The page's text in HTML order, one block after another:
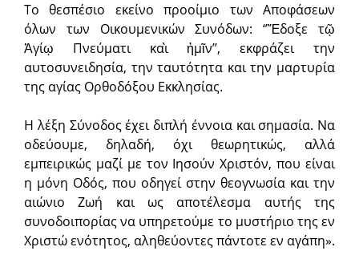
Το θεσπέσιο εκείνο προοίμιο των Αποφάσεων
όλων των Οικουμενικών Συνόδων: ‘’Ἔδοξε τῷ
Ἁγίῳ Πνεύματι καὶ ἡμῖν’’, εκφράζει την
αυτοσυνειδησία, την ταυτότητα και την μαρτυρία
της αγίας Ορθοδόξου Εκκλησίας.
Η λέξη Σύνοδος έχει διπλή έννοια και σημασία. Να
οδεύουμε, δηλαδή, όχι θεωρητικώς, αλλά
εμπειρικώς μαζί με τον Ιησούν Χριστόν, που είναι
η μόνη Οδός, που οδηγεί στην θεογνωσία και την
αιώνιο Ζωή και ως αποτέλεσμα αυτής της
συνοδοιπορίας να υπηρετούμε το μυστήριο της εν
Χριστώ ενότητος, αληθεύοντες πάντοτε εν αγάπη».